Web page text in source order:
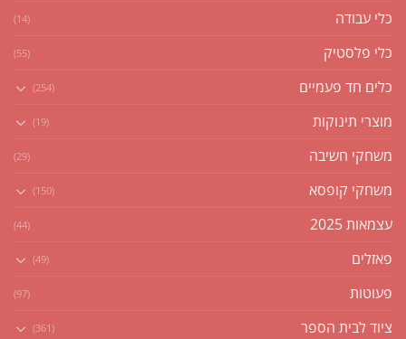
כלי עבודה (14)
כלי פלסטיק (55)
כלים חד פעמיים (254)
מוצרי תינוקות (19)
משחקי חשיבה (29)
משחקי קופסא (150)
עצמאות 2025 (44)
פאזלים (49)
פעוטות (97)
ציוד לבית הספר (361)